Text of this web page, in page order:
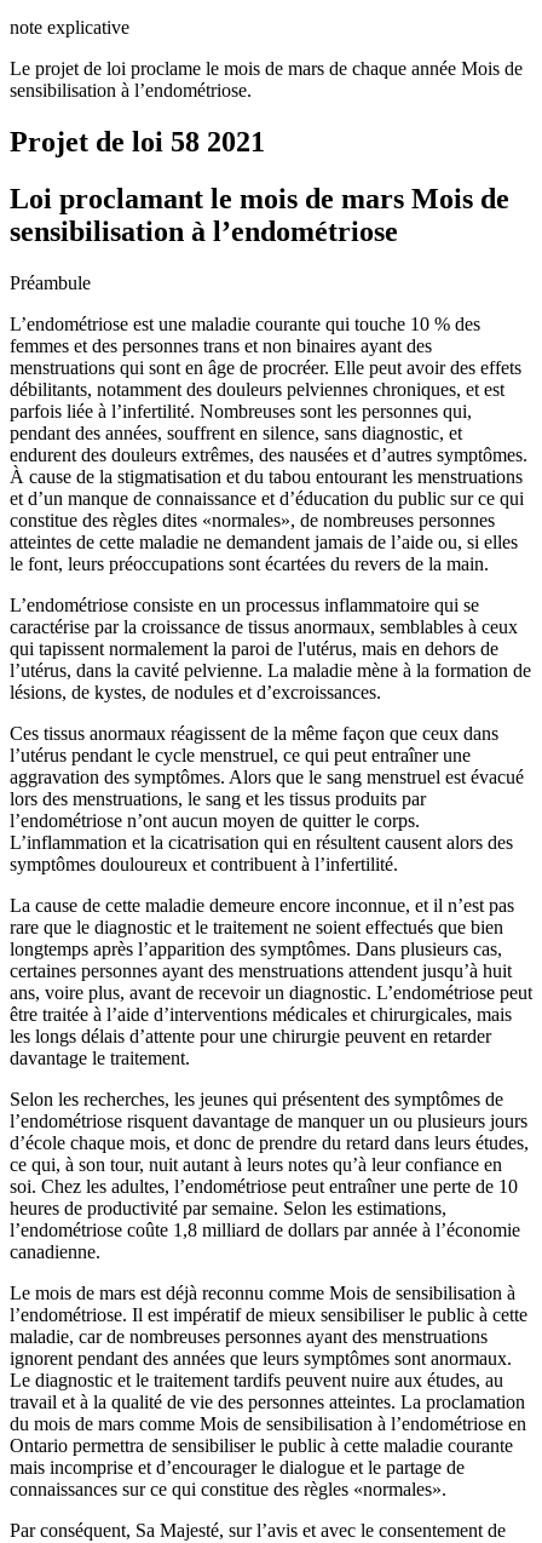
note explicative
Le projet de loi proclame le mois de mars de chaque année Mois de
sensibilisation à l’endométriose.
Projet de loi 58 2021
Loi proclamant le mois de mars Mois de
sensibilisation à l’endométriose
Préambule
L’endométriose est une maladie courante qui touche 10 % des
femmes et des personnes trans et non binaires ayant des
menstruations qui sont en âge de procréer. Elle peut avoir des effets
débilitants, notamment des douleurs pelviennes chroniques, et est
parfois liée à l’infertilité. Nombreuses sont les personnes qui,
pendant des années, souffrent en silence, sans diagnostic, et
endurent des douleurs extrêmes, des nausées et d’autres symptômes.
À cause de la stigmatisation et du tabou entourant les menstruations
et d’un manque de connaissance et d’éducation du public sur ce qui
constitue des règles dites «normales», de nombreuses personnes
atteintes de cette maladie ne demandent jamais de l’aide ou, si elles
le font, leurs préoccupations sont écartées du revers de la main.
L’endométriose consiste en un processus inflammatoire qui se
caractérise par la croissance de tissus anormaux, semblables à ceux
qui tapissent normalement la paroi de l'utérus, mais en dehors de
l’utérus, dans la cavité pelvienne. La maladie mène à la formation de
lésions, de kystes, de nodules et d’excroissances.
Ces tissus anormaux réagissent de la même façon que ceux dans
l’utérus pendant le cycle menstruel, ce qui peut entraîner une
aggravation des symptômes. Alors que le sang menstruel est évacué
lors des menstruations, le sang et les tissus produits par
l’endométriose n’ont aucun moyen de quitter le corps.
L’inflammation et la cicatrisation qui en résultent causent alors des
symptômes douloureux et contribuent à l’infertilité.
La cause de cette maladie demeure encore inconnue, et il n’est pas
rare que le diagnostic et le traitement ne soient effectués que bien
longtemps après l’apparition des symptômes. Dans plusieurs cas,
certaines personnes ayant des menstruations attendent jusqu’à huit
ans, voire plus, avant de recevoir un diagnostic. L’endométriose peut
être traitée à l’aide d’interventions médicales et chirurgicales, mais
les longs délais d’attente pour une chirurgie peuvent en retarder
davantage le traitement.
Selon les recherches, les jeunes qui présentent des symptômes de
l’endométriose risquent davantage de manquer un ou plusieurs jours
d’école chaque mois, et donc de prendre du retard dans leurs études,
ce qui, à son tour, nuit autant à leurs notes qu’à leur confiance en
soi. Chez les adultes, l’endométriose peut entraîner une perte de 10
heures de productivité par semaine. Selon les estimations,
l’endométriose coûte 1,8 milliard de dollars par année à l’économie
canadienne.
Le mois de mars est déjà reconnu comme Mois de sensibilisation à
l’endométriose. Il est impératif de mieux sensibiliser le public à cette
maladie, car de nombreuses personnes ayant des menstruations
ignorent pendant des années que leurs symptômes sont anormaux.
Le diagnostic et le traitement tardifs peuvent nuire aux études, au
travail et à la qualité de vie des personnes atteintes. La proclamation
du mois de mars comme Mois de sensibilisation à l’endométriose en
Ontario permettra de sensibiliser le public à cette maladie courante
mais incomprise et d’encourager le dialogue et le partage de
connaissances sur ce qui constitue des règles «normales».
Par conséquent, Sa Majesté, sur l’avis et avec le consentement de